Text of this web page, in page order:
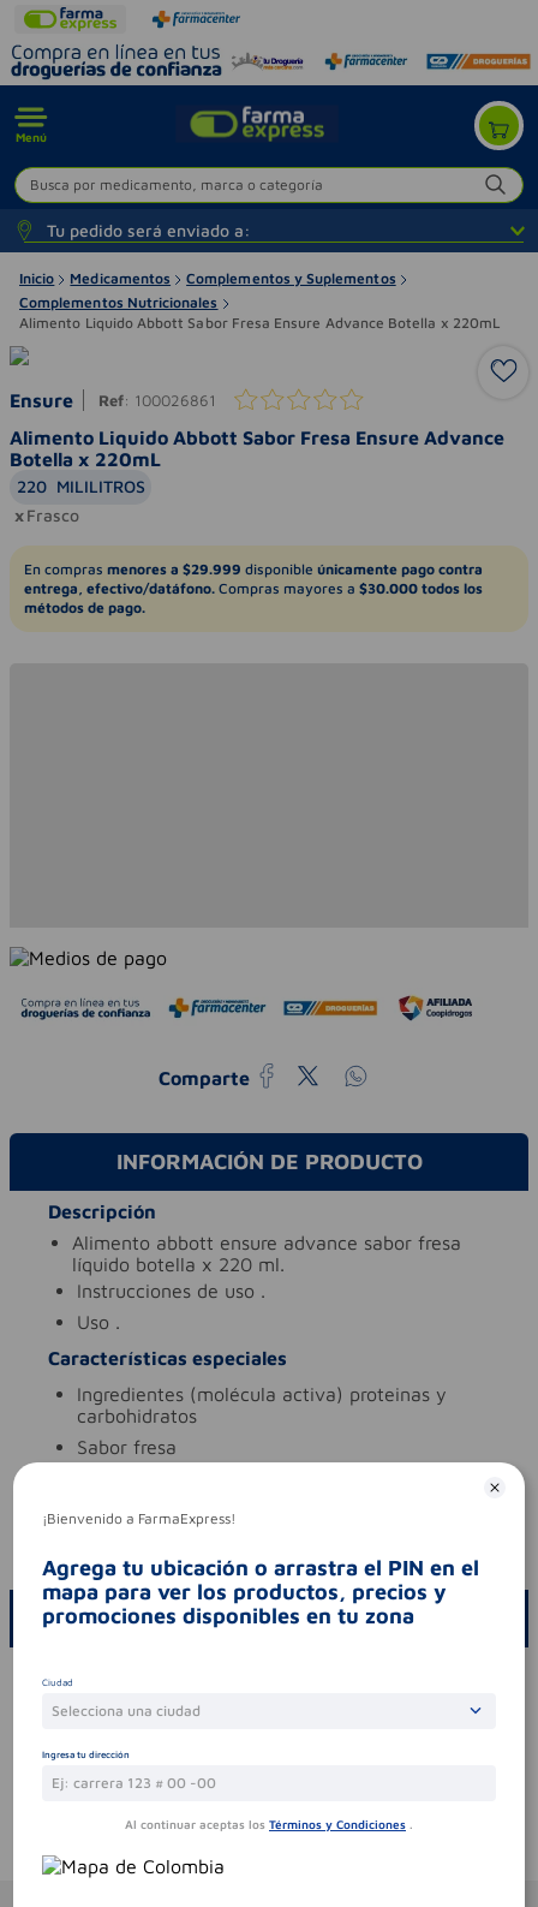
Menú
Busca por medicamento, marca o categoría
Tu pedido será enviado a:
Inicio Medicamentos
Complementos y Suplementos
Complementos Nutricionales
Alimento Liquido Abbott Sabor Fresa Ensure Advance Botella x 220mL
Ensure Ref: 100026861
Alimento Liquido Abbott Sabor Fresa Ensure Advance
Botella x 220mL
220 MILILITROS
Frasco
En compras menores a $29.999 disponible únicamente pago contra
entrega, efectivo/datáfono. Compras mayores a $30.000 todos los
métodos de pago.
Comparte
INFORMACIÓN DE PRODUCTO
Descripción
alimento abbott ensure advance sabor fresa
líquido botella x 220 ml.
instrucciones de uso .
uso .
Características especiales
ingredientes (molécula activa) proteinas y
carbohidratos
sabor fresa
Aviso legal
ESCRIBE UN COMENTARIO
Por favor, inicie sesión para escribir un comentario
Sin comentarios.
¡Bienvenido a FarmaExpress!
Agrega tu ubicación o arrastra el PIN en el
mapa para ver los productos, precios y
promociones disponibles en tu zona
Ciudad
Selecciona una ciudad
Ingresa tu dirección
Al continuar aceptas los Términos y Condiciones .